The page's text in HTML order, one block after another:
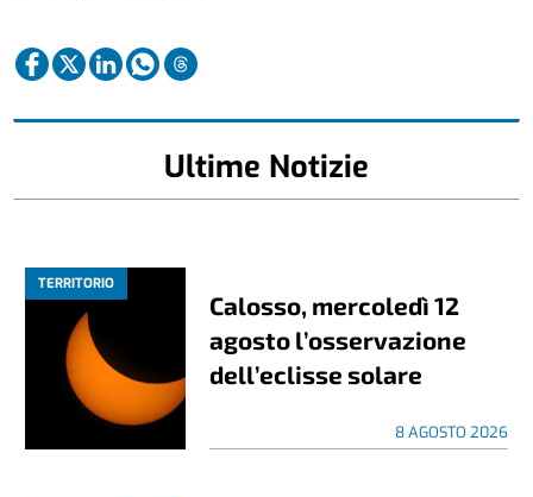
Ultime Notizie
TERRITORIO
Calosso, mercoledì 12
agosto l’osservazione
dell’eclisse solare
8 AGOSTO 2026